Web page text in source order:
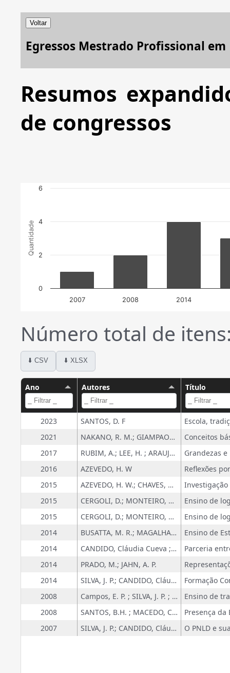
Voltar
Egressos Mestrado Profissional
Resumos
de congressos
Quantidade
2007 2008 2014
0
2
4
6
Número total de
⬇️ CSV ⬇️ XLSX
Ano Autores Título
2023
SANTOS, D. F
2021
NAKANO, R. M.; GIAMPAOLI, V.
2017
RUBIM, A.; LEE, H. ; ARAUJO, M. C.
2016
AZEVEDO, H. W
2015
AZEVEDO, H. W.; CHAVES, R. M. S. B.
2015
CERGOLI, D.; MONTEIRO, M. S.
2015
CERGOLI, D.; MONTEIRO, M. S.
2014
BUSATTA, M. R.; MAGALHAES, M. N.
2014
CANDIDO, Cláudia Cueva ; SILVA, J. P. ; MATHEUS, A. R.
2014
PRADO, M.; JAHN, A. P.
2014
SILVA, J. P.; CANDIDO, Cláudia Cueva
2008
Campos, E. P. ; SILVA, J. P. ; CANDIDO, Cláudia Cueva
2008
SANTOS, B.H. ; MACEDO, C.S. ; ALVES, F.N. ; SILVA, J.M. ; BUSATTA, M. R. ; JUNIOR, S.T. ; MAGALHAES, M. N.
2007
SILVA, J. P.; CANDIDO, Cláudia Cueva